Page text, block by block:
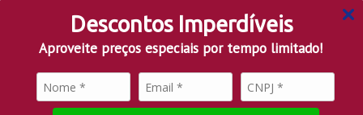
Descontos Imperdíveis
Aproveite preços especiais por tempo limitado!